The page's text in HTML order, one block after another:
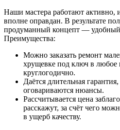
Наши мастера работают активно,
вполне оправдан. В результате
продуманный концепт —
Преимущества:
Можно заказать ремонт
хрущевке под ключ в любое
круглогодично.
Даётся длительная
оговариваются нюансы.
Рассчитывается цена
расскажут, за счёт чего
в ущерб качеству.